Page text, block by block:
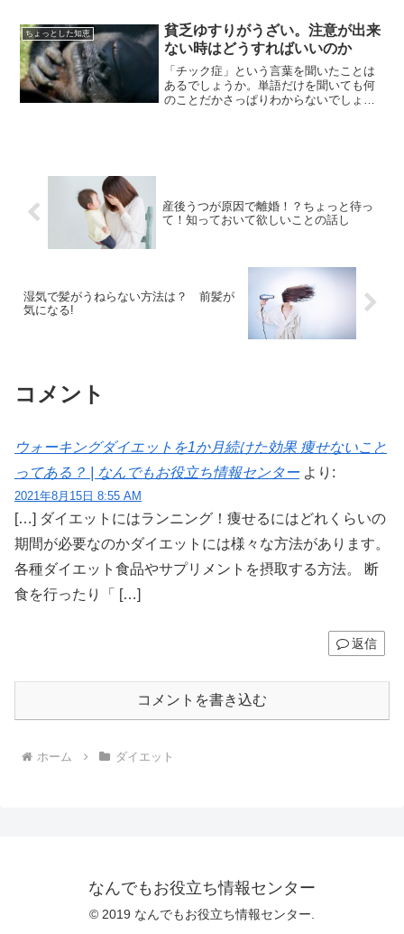
配はありますが、３６５日毎日食事を摂
ることが出来るというのは...
ちょっとした知恵
貧乏ゆすりがうざい。注意が出来
ない時はどうすればいいのか
「チック症」という言葉を聞いたことは
あるでしょうか。単語だけを聞いても何
のことだかさっぱりわからないでしょう
産後うつが原因で離婚！？ちょっと待っ
て！知っておいて欲しいことの話し
湿気で髪がうねらない方法は？ 前髪が
気になる!
コメント
ウォーキングダイエットを1か月続けた効果 痩せないこと
ってある？ | なんでもお役立ち情報センター より:
2021年8月15日 8:55 AM
[…] ダイエットにはランニング！痩せるにはどれくらいの
期間が必要なのかダイエットには様々な方法があります。
各種ダイエット食品やサプリメントを摂取する方法。 断
食を行ったり「 […]
返信
コメントを書き込む
ホーム ダイエット
なんでもお役立ち情報センター
© 2019 なんでもお役立ち情報センター.